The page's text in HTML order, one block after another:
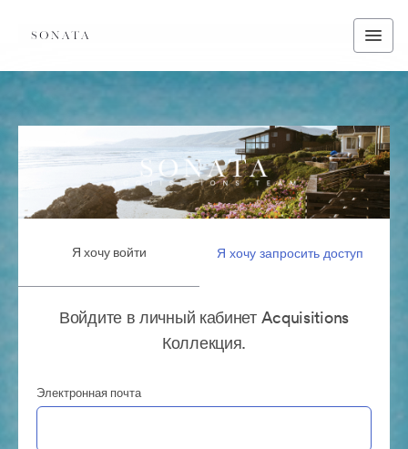
Я хочу войти Я хочу запросить доступ
Войдите в личный кабинет Acquisitions
Коллекция.
Электронная почта